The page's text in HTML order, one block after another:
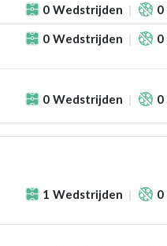
0 Wedstrijden 0
0 Wedstrijden 0
0 Wedstrijden 0
1 Wedstrijden 0